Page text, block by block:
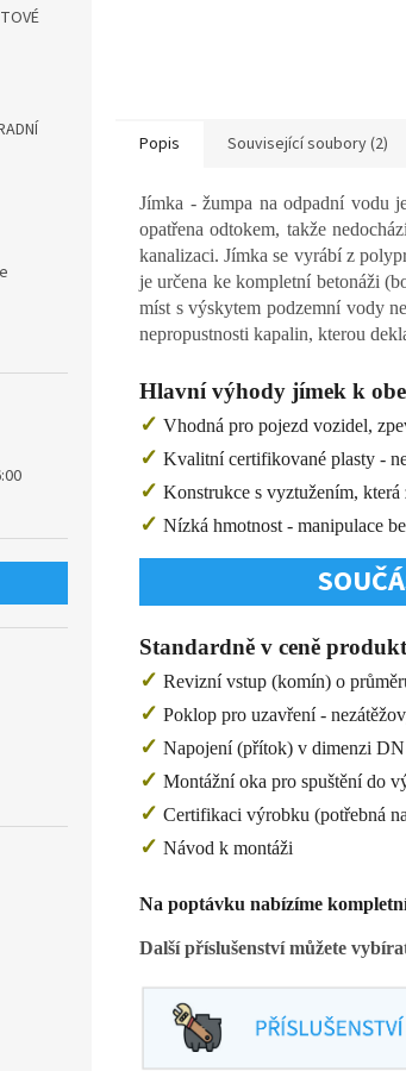
Popis Související soubory (2)
Jímka - žumpa na odpadní vodu
opatřena odtokem, takže
kanalizaci. Jímka se vyrábí z
je určena ke kompletní betonáži
míst s výskytem podzemní vody
nepropustnosti kapalin, kterou
Hlavní výhody jímek k
✓ Vhodná pro pojezd vozidel,
✓ Kvalitní certifikované plasty -
✓ Konstrukce s vyztužením,
✓ Nízká hmotnost - manipulace
Standardně v ceně
✓ Revizní vstup (komín) o
✓ Poklop pro uzavření -
✓ Napojení (přítok) v dimenzi
✓ Montážní oka pro spuštění do
✓ Certifikaci výrobku (potřebná
✓ Návod k montáži
Na poptávku nabízíme
Další příslušenství můžete